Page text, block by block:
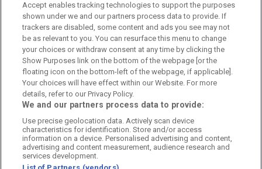
Kundtjänst
Sponsor: Rekatochklart
Annonsera på Fotbolldirekt
Redaktionell policy
Personuppgiftspolicy
Cookiepolicy
Arkiv
Accept enables tracking technologies to support the purposes
shown under we and our partners process data to provide. If
trackers are disabled, some content and ads you see may not
be as relevant to you. You can resurface this menu to change
your choices or withdraw consent at any time by clicking the
Show Purposes link on the bottom of the webpage [or the
floating icon on the bottom-left of the webpage, if applicable].
Your choices will have effect within our Website. For more
details, refer to our Privacy Policy.
We and our partners process data to provide:
Use precise geolocation data. Actively scan device
characteristics for identification. Store and/or access
information on a device. Personalised advertising and content,
advertising and content measurement, audience research and
services development.